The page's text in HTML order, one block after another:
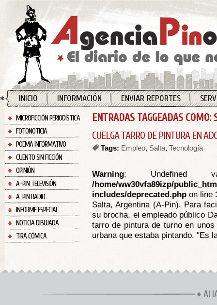
INICIO INFORMACIÓN ENVIAR REPORTES
MICROFICCIÓN PERIODÍSTICA
FOTONOTICIA
POEMA INFORMATIVO
CUENTO SIN FICCIÓN
OPINIÓN
A-PIN TELEVISIÓN
A-PIN RADIO
INFORME ESPECIAL
NOTICIA DIBUJADA
TIRA CÓMICA
ENTRADAS TAGGEADAS COMO:
CUELGA TARRO DE PINTURA EN
Tags: Empleo, Salta, Tecnología
Warning: Undefined
/home/ww30vfa89izp/
includes/deprecated.php on line
Salta, Argentina (A-Pin). Para
su brocha, el empleado público
tarro de pintura de turno en
urbana que estaba pintando. "Es